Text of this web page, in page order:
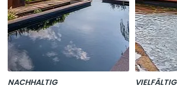
eingebettet.
NACHHALTIG VIELFÄLTIG